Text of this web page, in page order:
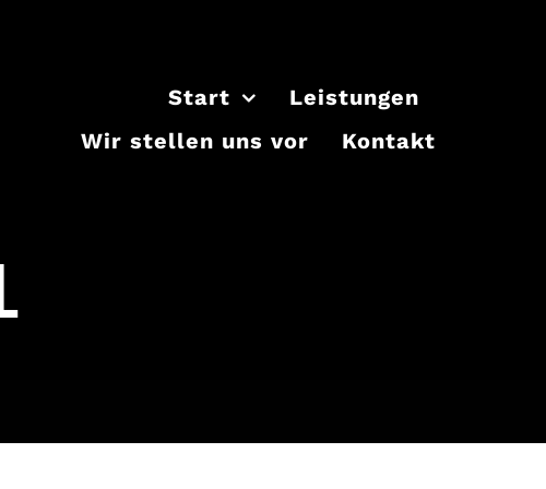
Start
Leistungen
Wir stellen uns vor
Kontakt